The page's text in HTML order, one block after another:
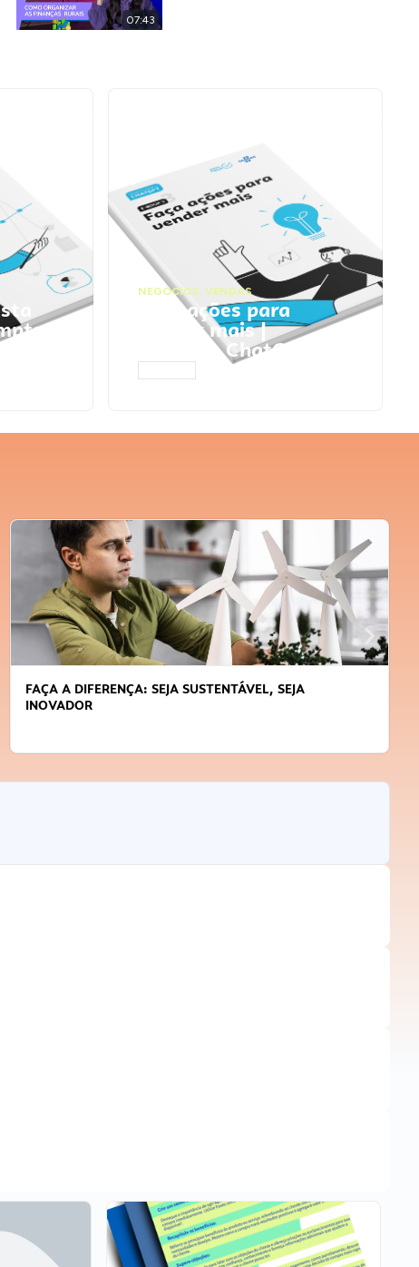
07:43
NEGÓCIOS, VENDAS
Faça ações para
vender mais |
Prompts ChatGPT
APRENDA A GERENCIAR O SEU TEMPO